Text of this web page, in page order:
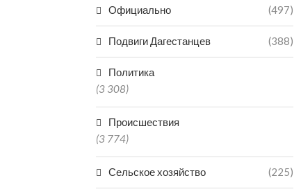
06.08.2026
Официально (497)
Подвиги Дагестанцев (388)
Политика
(3 308)
Происшествия
(3 774)
Сельское хозяйство (225)